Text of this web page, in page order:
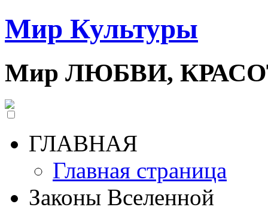
Мир Культуры
Мир ЛЮБВИ,
ГЛАВНАЯ
Главная страница
Законы Вселенной